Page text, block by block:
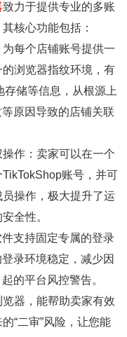
致力于提供专业的多账
核心功能包括：
每个店铺账号提供一
浏览器指纹环境，有
储等信息，从根源上
原因导致的店铺关联
作：卖家可以在一个
账号，并可
操作，极大提升了运
全性。
支持固定专属的登录
录环境稳定，减少因
的平台风控警告。
器，能帮助卖家有效
“二审”风险，让您能